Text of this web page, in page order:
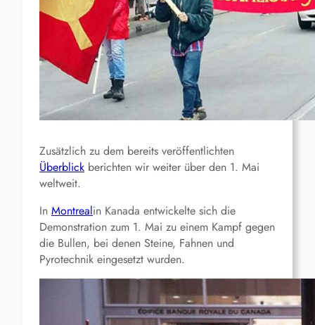
Zusätzlich zu dem bereits veröffentlichten
Überblick berichten wir weiter über den 1. Mai
weltweit.
In Montrealin Kanada entwickelte sich die
Demonstration zum 1. Mai zu einem Kampf gegen
die Bullen, bei denen Steine, Fahnen und
Pyrotechnik eingesetzt wurden.